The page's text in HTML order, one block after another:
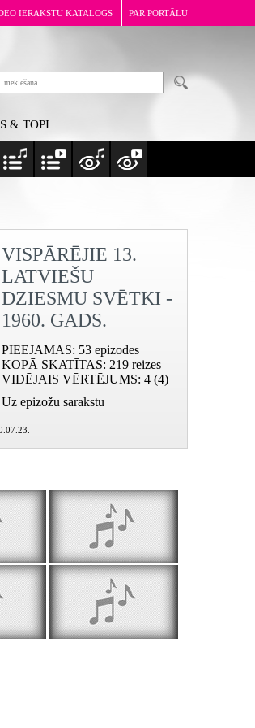
IERAKSTU KATALOGS PAR PORTĀLU
& TOPI
Vīriņš mans - strādnieciņš
VISPĀRĒJIE 13.
LATVIEŠU
DZIESMU SVĒTKI -
1960. GADS.
PIEEJAMAS: 53 epizodes
KOPĀ SKATĪTAS: 219 reizes
VIDĒJAIS VĒRTĒJUMS: 4 (4)
Uz epizožu sarakstu